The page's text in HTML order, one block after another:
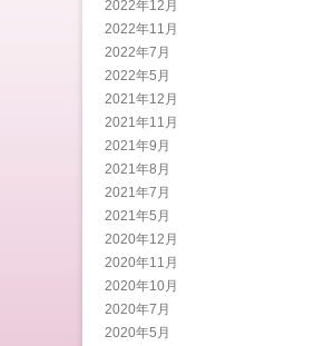
2022年12月
2022年11月
2022年7月
2022年5月
2021年12月
2021年11月
2021年9月
2021年8月
2021年7月
2021年5月
2020年12月
2020年11月
2020年10月
2020年7月
2020年5月